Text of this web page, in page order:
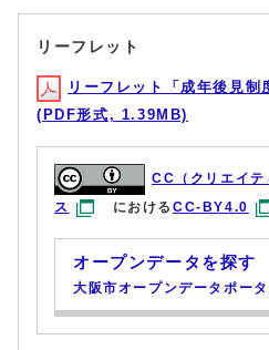
リーフレット
リーフレット「成年後見制
(PDF形式, 1.39MB)
CC（クリエイテ
ス
におけるCC-BY4.0
オープンデータを探す
大阪市オープンデータポー